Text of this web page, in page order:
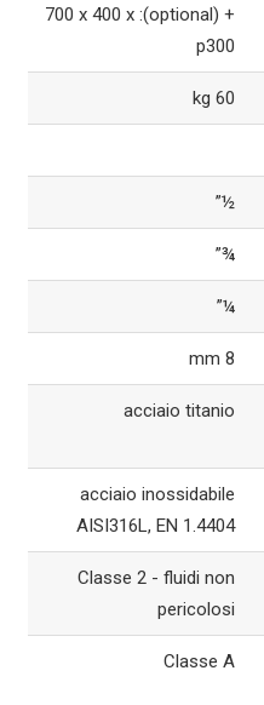
+ (optional): 700 x 400 x
p300
60 kg
½”
¾”
¼”
8 mm
acciaio titanio
acciaio inossidabile
AISI316L, EN 1.4404
Classe 2 - fluidi non
pericolosi
Classe A